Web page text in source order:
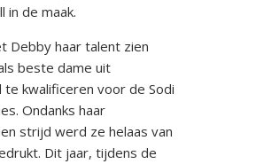
in de maak.
Debby haar talent zien
beste dame uit
te kwalificeren voor de Sodi
Ondanks haar
strijd werd ze helaas van
Dit jaar, tijdens de